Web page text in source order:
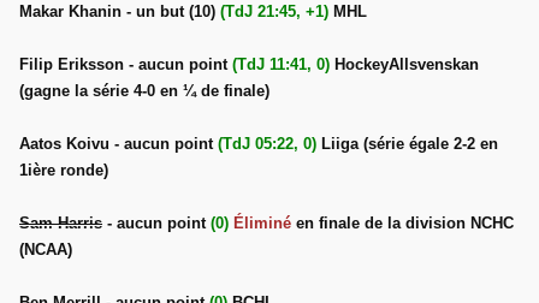
Makar Khanin - un but (10) (TdJ 21:45, +1) MHL
Filip Eriksson - aucun point (TdJ 11:41, 0) HockeyAllsvenskan
(gagne la série 4-0 en ¼ de finale)
Aatos Koivu - aucun point (TdJ 05:22, 0) Liiga (série égale 2-2 en
1ière ronde)
Sam Harris - aucun point (0) Éliminé en finale de la division NCHC
(NCAA)